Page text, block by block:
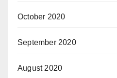
October 2020
September 2020
August 2020